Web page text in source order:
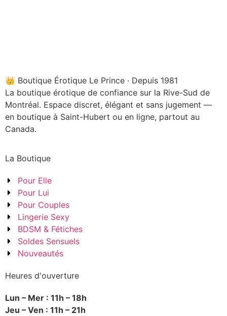
👑 Boutique Érotique Le Prince · Depuis 1981
La boutique érotique de confiance sur la Rive-Sud de
Montréal. Espace discret, élégant et sans jugement —
en boutique à Saint-Hubert ou en ligne, partout au
Canada.
La Boutique
Pour Elle
Pour Lui
Pour Couples
Lingerie Sexy
BDSM & Fétiches
Soldes Sensuels
Nouveautés
Heures d'ouverture
Lun – Mer : 11h – 18h
Jeu – Ven : 11h – 21h